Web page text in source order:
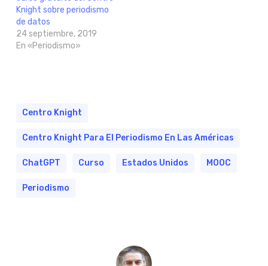
Knight sobre periodismo
de datos
24 septiembre, 2019
En «Periodismo»
Centro Knight
Centro Knight Para El Periodismo En Las Américas
ChatGPT Curso Estados Unidos MOOC
Periodismo